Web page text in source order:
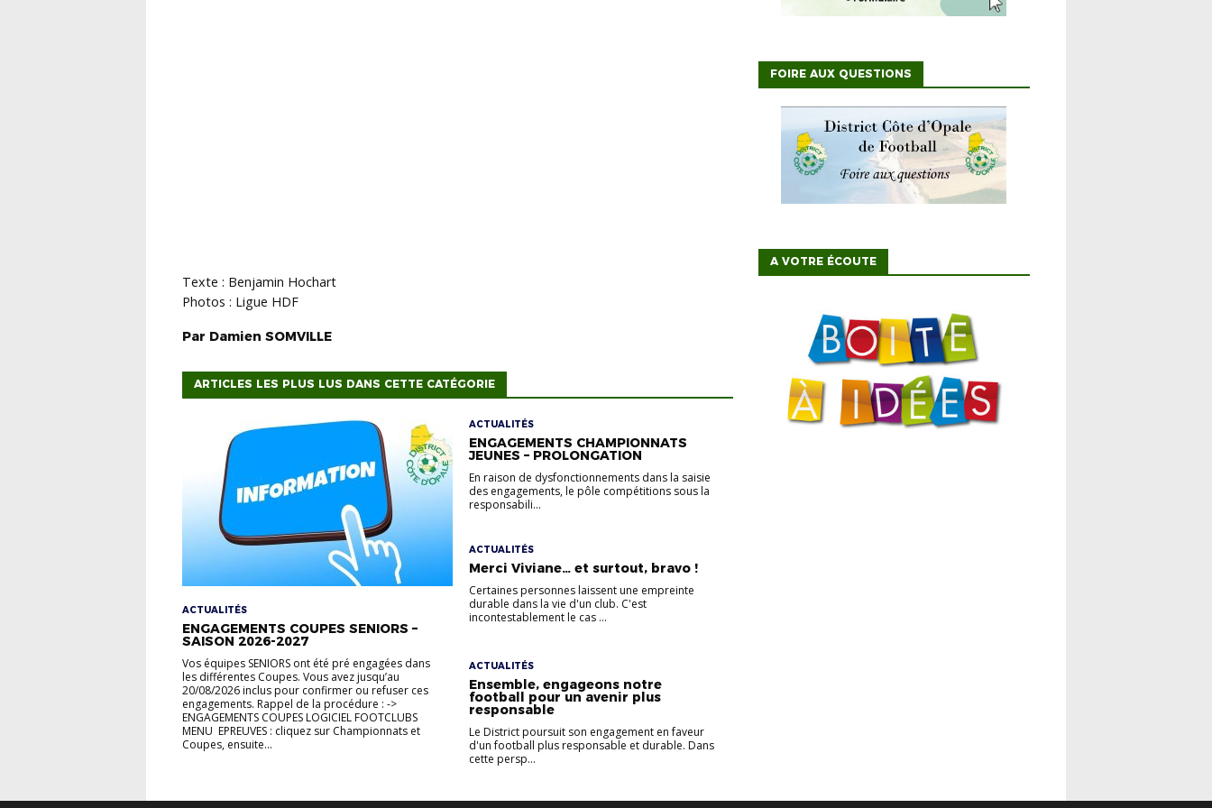
Texte : Benjamin Hochart
Photos : Ligue HDF
Par Damien SOMVILLE
ARTICLES LES PLUS LUS DANS CETTE CATÉGORIE
ACTUALITÉS
ENGAGEMENTS COUPES SENIORS –
SAISON 2026-2027
Vos équipes SENIORS ont été pré engagées dans
les différentes Coupes. Vous avez jusqu’au
20/08/2026 inclus pour confirmer ou refuser ces
engagements. Rappel de la procédure : ->
ENGAGEMENTS COUPES LOGICIEL FOOTCLUBS
MENU EPREUVES : cliquez sur Championnats et
Coupes, ensuite...
ACTUALITÉS
ENGAGEMENTS CHAMPIONNATS
JEUNES – PROLONGATION
En raison de dysfonctionnements dans la saisie
des engagements, le pôle compétitions sous la
responsabili...
ACTUALITÉS
Merci Viviane… et surtout, bravo !
Certaines personnes laissent une empreinte
durable dans la vie d'un club. C'est
incontestablement le cas ...
ACTUALITÉS
Ensemble, engageons notre
football pour un avenir plus
responsable
Le District poursuit son engagement en faveur
d'un football plus responsable et durable. Dans
cette persp...
FOIRE AUX QUESTIONS
A VOTRE ÉCOUTE